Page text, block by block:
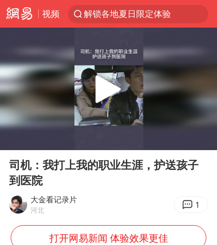
视频
解锁各地夏日限定体验
河南重大刑事案嫌疑人落网
峰哥 汪海林
富婆带资进组给自己硬加60多场吻戏
视频丨中国东方电气集团原党组副书记、董事宋致远被查
白海豚将正面袭击贯穿浙江
Play
司机：我打上我的职业生涯，护送孩子
到医院
大金看记录片
河北 1
打开网易新闻 体验效果更佳